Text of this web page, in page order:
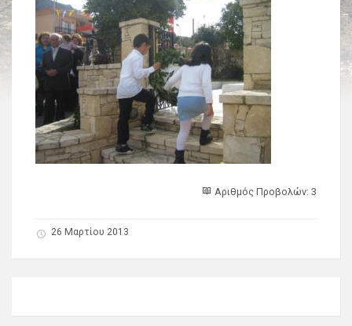
Αριθμός Προβολών: 3
26 Μαρτίου 2013